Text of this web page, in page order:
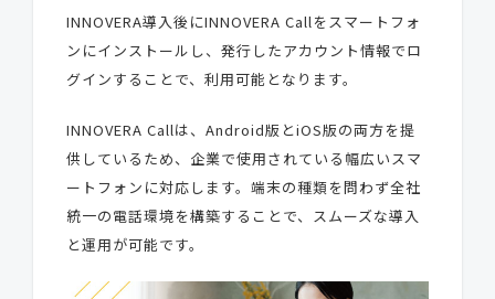
INNOVERA導入後にINNOVERA Callをスマートフォ
ンにインストールし、発行したアカウント情報でロ
グインすることで、利用可能となります。
INNOVERA Callは、Android版とiOS版の両方を提
供しているため、企業で使用されている幅広いスマ
ートフォンに対応します。端末の種類を問わず全社
統一の電話環境を構築することで、スムーズな導入
と運用が可能です。